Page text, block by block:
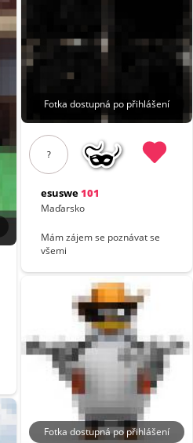
Fotka dostupná po přihlášení
?
esuswe101
Maďarsko
Mám zájem se poznávat se
všemi
Fotka dostupná po přihlášení